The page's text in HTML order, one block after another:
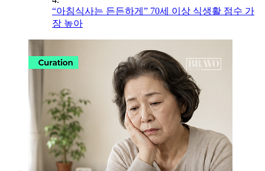
“아침식사는 든든하게” 70세 이상 식생활 점수 가
장 높아